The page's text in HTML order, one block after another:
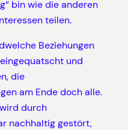
bin wie die anderen
teilen.
Beziehungen
und
die
am Ende doch alle.
durch
nachhaltig gestört,